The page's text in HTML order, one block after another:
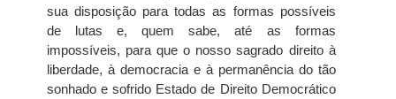
sua disposição para todas as formas possíveis
de lutas e, quem sabe, até as formas
impossíveis, para que o nosso sagrado direito à
liberdade, à democracia e à permanência do tão
sonhado e sofrido Estado de Direito Democrático